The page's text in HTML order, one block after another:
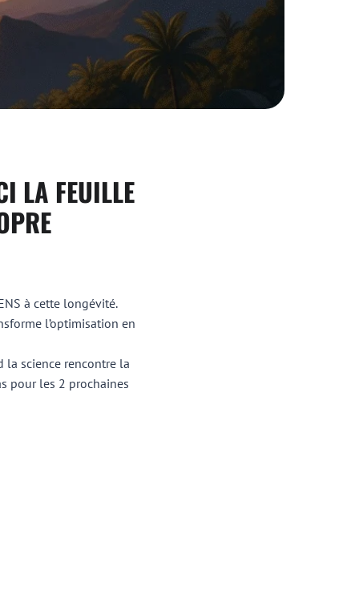
LA FEUILLE
à cette longévité.
l’optimisation en
la science rencontre la
pour les 2 prochaines